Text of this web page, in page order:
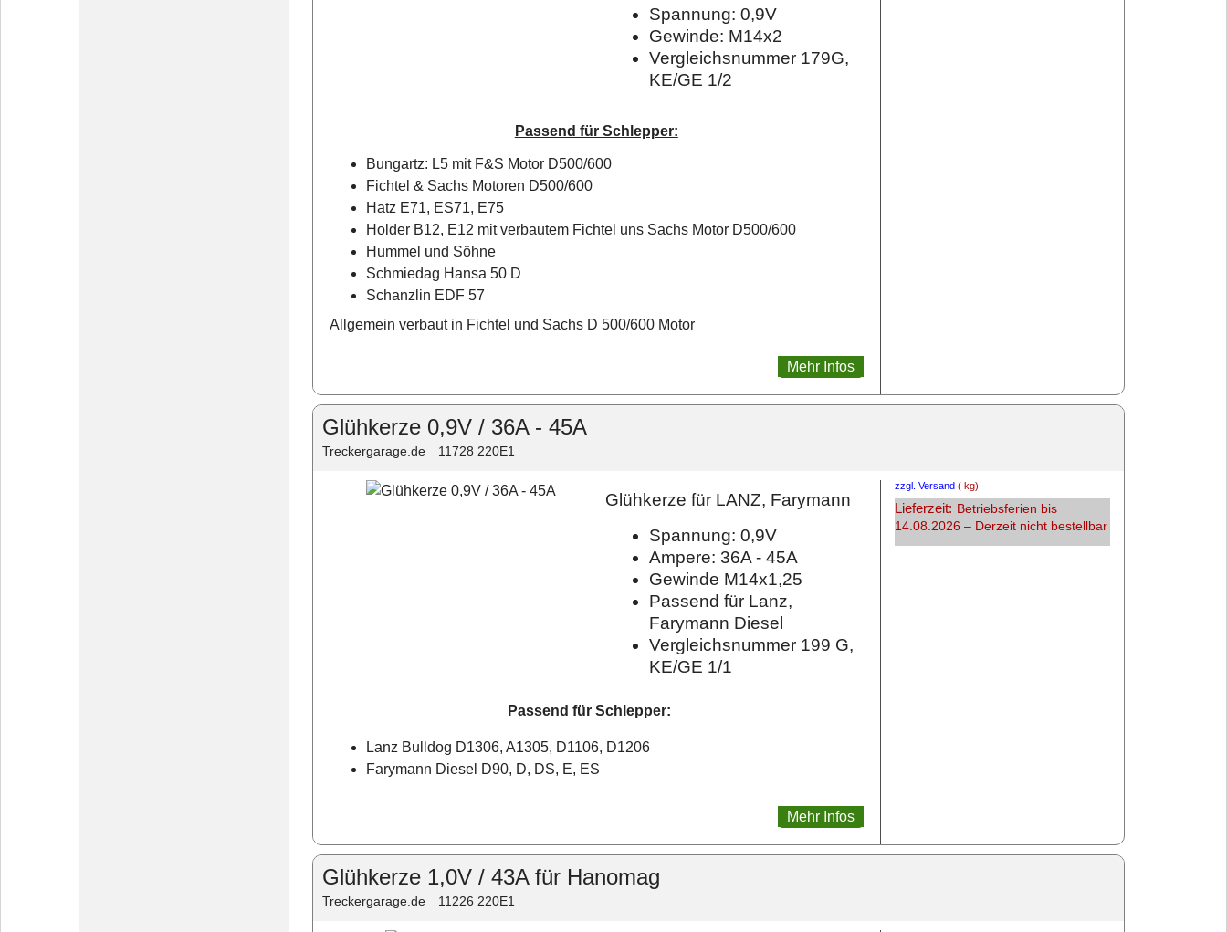
Spannung: 0,9V
Gewinde: M14x2
Vergleichsnummer 179G,
KE/GE 1/2
Passend für Schlepper:
Bungartz: L5 mit F&S Motor D500/600
Fichtel & Sachs Motoren D500/600
Hatz E71, ES71, E75
Holder B12, E12 mit verbautem Fichtel uns Sachs Motor D500/600
Hummel und Söhne
Schmiedag Hansa 50 D
Schanzlin EDF 57
Allgemein verbaut in Fichtel und Sachs D 500/600 Motor
Mehr Infos
Glühkerze 0,9V / 36A - 45A
Treckergarage.de 11728 220E1
zzgl. Versand kg
Lieferzeit: Betriebsferien bis
14.08.2026 – Derzeit nicht bestellbar
Glühkerze für LANZ, Farymann
Spannung: 0,9V
Ampere: 36A - 45A
Gewinde M14x1,25
Passend für Lanz,
Farymann Diesel
Vergleichsnummer 199 G,
KE/GE 1/1
Passend für Schlepper:
Lanz Bulldog D1306, A1305, D1106, D1206
Farymann Diesel D90, D, DS, E, ES
Mehr Infos
Glühkerze 1,0V / 43A für Hanomag
Treckergarage.de 11226 220E1